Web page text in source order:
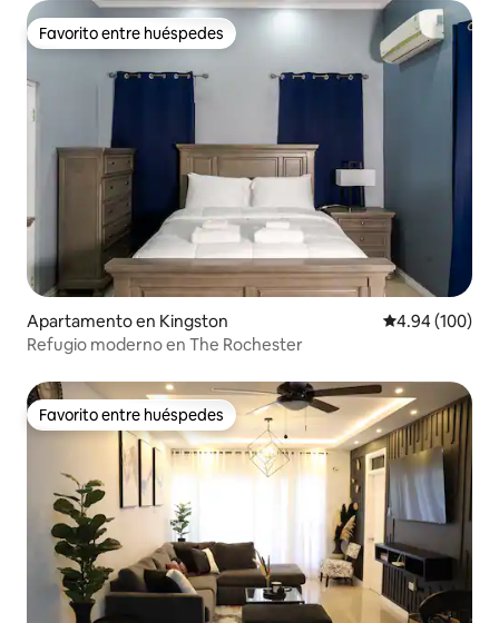
Favorito entre huéspedes
Favorito entre huéspedes
Apartamento en Kingston Calificación
4.94 (100)
Refugio moderno en The Rochester
Favorito entre huéspedes
Favorito entre huéspedes